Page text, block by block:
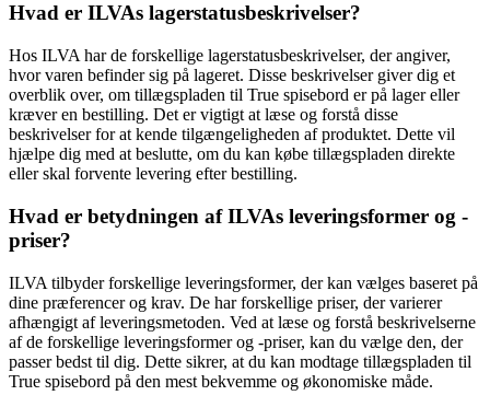
Hvad er ILVAs lagerstatusbeskrivelser?
Hos ILVA har de forskellige lagerstatusbeskrivelser, der angiver,
hvor varen befinder sig på lageret. Disse beskrivelser giver dig et
overblik over, om tillægspladen til True spisebord er på lager eller
kræver en bestilling. Det er vigtigt at læse og forstå disse
beskrivelser for at kende tilgængeligheden af produktet. Dette vil
hjælpe dig med at beslutte, om du kan købe tillægspladen direkte
eller skal forvente levering efter bestilling.
Hvad er betydningen af ILVAs leveringsformer og -
priser?
ILVA tilbyder forskellige leveringsformer, der kan vælges baseret på
dine præferencer og krav. De har forskellige priser, der varierer
afhængigt af leveringsmetoden. Ved at læse og forstå beskrivelserne
af de forskellige leveringsformer og -priser, kan du vælge den, der
passer bedst til dig. Dette sikrer, at du kan modtage tillægspladen til
True spisebord på den mest bekvemme og økonomiske måde.